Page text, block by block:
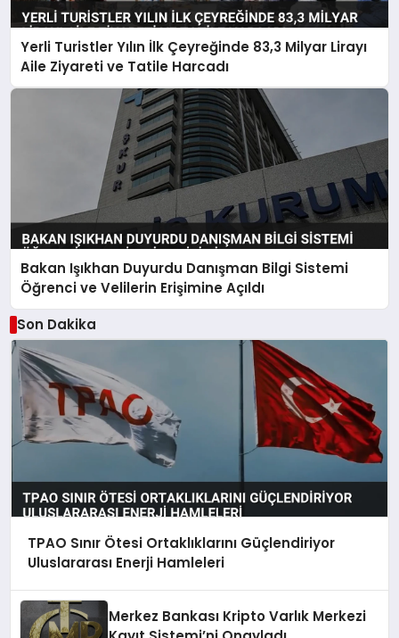
Yerli Turistler Yılın İlk Çeyreğinde 83,3 Milyar Lirayı
Aile Ziyareti ve Tatile Harcadı
Bakan Işıkhan Duyurdu Danışman Bilgi Sistemi
Öğrenci ve Velilerin Erişimine Açıldı
Son Dakika
TPAO Sınır Ötesi Ortaklıklarını Güçlendiriyor
Uluslararası Enerji Hamleleri
Merkez Bankası Kripto Varlık Merkezi